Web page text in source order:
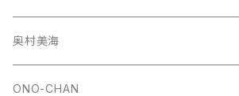
奥村美海
ONO-CHAN